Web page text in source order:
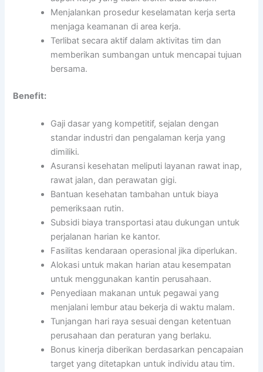
Menjalankan prosedur keselamatan kerja serta
menjaga keamanan di area kerja.
Terlibat secara aktif dalam aktivitas tim dan
memberikan sumbangan untuk mencapai tujuan
bersama.
Benefit:
Gaji dasar yang kompetitif, sejalan dengan
standar industri dan pengalaman kerja yang
dimiliki.
Asuransi kesehatan meliputi layanan rawat inap,
rawat jalan, dan perawatan gigi.
Bantuan kesehatan tambahan untuk biaya
pemeriksaan rutin.
Subsidi biaya transportasi atau dukungan untuk
perjalanan harian ke kantor.
Fasilitas kendaraan operasional jika diperlukan.
Alokasi untuk makan harian atau kesempatan
untuk menggunakan kantin perusahaan.
Penyediaan makanan untuk pegawai yang
menjalani lembur atau bekerja di waktu malam.
Tunjangan hari raya sesuai dengan ketentuan
perusahaan dan peraturan yang berlaku.
Bonus kinerja diberikan berdasarkan pencapaian
target yang ditetapkan untuk individu atau tim.